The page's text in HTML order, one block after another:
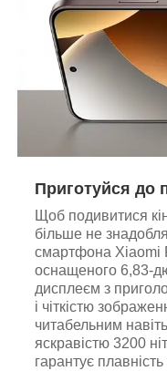
Приготуйся до
Щоб подивитися
більше не
смартфона Xiaomi
оснащеного 6,83-
дисплеєм з
і чіткістю
читабельним
яскравістю 3200
гарантує